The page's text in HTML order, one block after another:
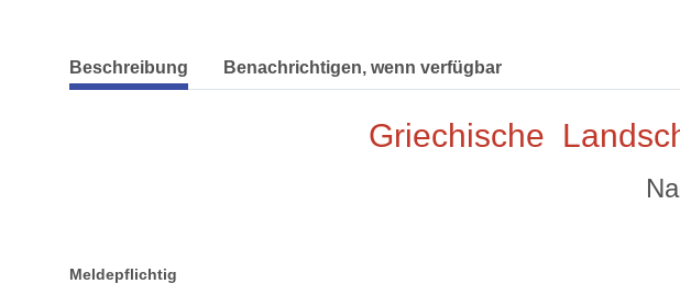
weitere Registerkarten anzeigen
Beschreibung Benachrichtigen, wenn verfügbar
Griechische
Meldepflichtig